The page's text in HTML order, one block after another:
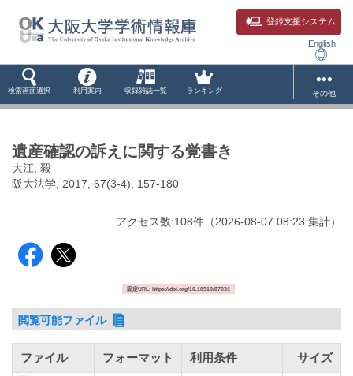
登録支援システム
English
検索画面選択 利用案内 収録雑誌一覧 ランキング その他
遺産確認の訴えに関する覚書き
大江, 毅
阪大法学, 2017, 67(3-4), 157-180
アクセス数:108件 （2026-08-07 08:23 集計）
固定URL: https://doi.org/10.18910/87031
閲覧可能ファイル
ファイル フォーマット 利用条件 サイズ